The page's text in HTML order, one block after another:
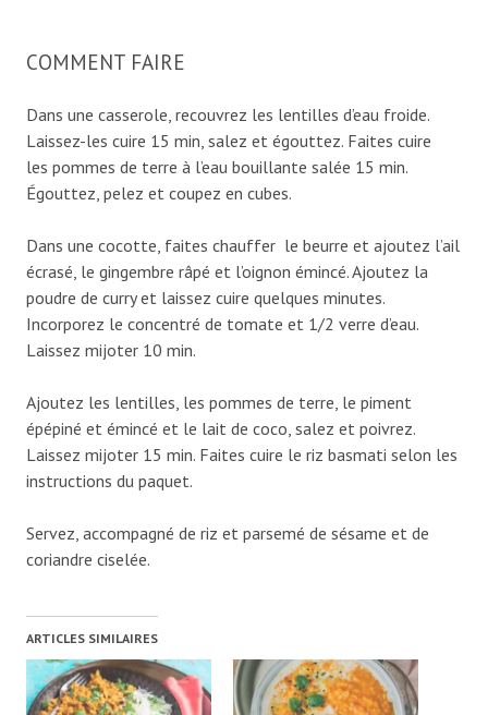
COMMENT FAIRE
Dans une casserole, recouvrez les lentilles d’eau froide.
Laissez-les cuire 15 min, salez et égouttez. Faites cuire
les pommes de terre à l’eau bouillante salée 15 min.
Égouttez, pelez et coupez en cubes.
Dans une cocotte, faites chauffer le beurre et ajoutez l’ail
écrasé, le gingembre râpé et l’oignon émincé. Ajoutez la
poudre de curry et laissez cuire quelques minutes.
Incorporez le concentré de tomate et 1/2 verre d’eau.
Laissez mijoter 10 min.
Ajoutez les lentilles, les pommes de terre, le piment
épépiné et émincé et le lait de coco, salez et poivrez.
Laissez mijoter 15 min. Faites cuire le riz basmati selon les
instructions du paquet.
Servez, accompagné de riz et parsemé de sésame et de
coriandre ciselée.
ARTICLES SIMILAIRES